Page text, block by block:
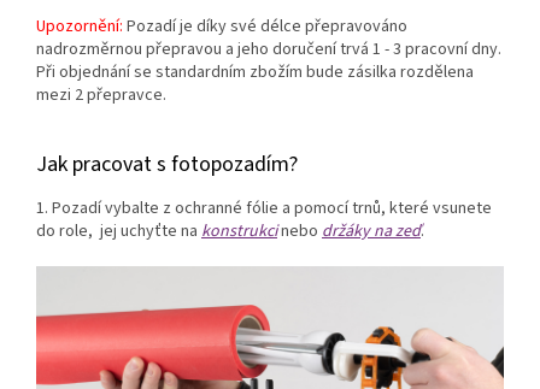
Upozornění: Pozadí je díky své délce přepravováno
nadrozměrnou přepravou a jeho doručení trvá 1 - 3 pracovní dny.
Při objednání se standardním zbožím bude zásilka rozdělena
mezi 2 přepravce.
Jak pracovat s fotopozadím?
1. Pozadí vybalte z ochranné fólie a pomocí trnů, které vsunete
do role, jej uchyťte na konstrukcinebo držáky na zeď.